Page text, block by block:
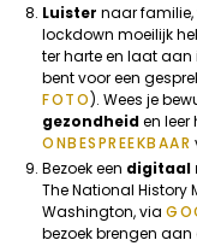
Luister naar familie,
lockdown moeilijk
ter harte en laat aan
bent voor een
FOTO). Wees je
gezondheiden
ONBESPREEKBAAR
Bezoek een digitaal
The National History
Washington, via
bezoek brengen